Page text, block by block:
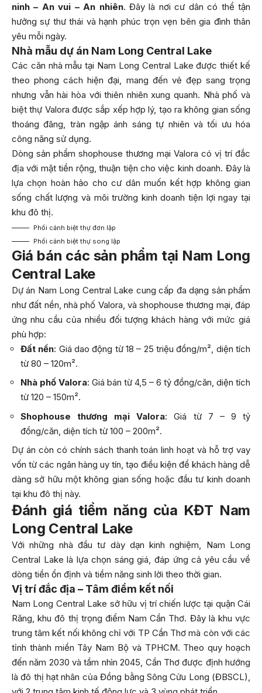
ninh – An vui – An nhiên. Đây là nơi cư dân có thể tận
hưởng sự thư thái và hạnh phúc trọn vẹn bên gia đình thân
yêu mỗi ngày.
Nhà mẫu dự án Nam Long Central Lake
Các căn nhà mẫu tại Nam Long Central Lake được thiết kế
theo phong cách hiện đại, mang đến vẻ đẹp sang trọng
nhưng vẫn hài hòa với thiên nhiên xung quanh. Nhà phố và
biệt thự Valora được sắp xếp hợp lý, tạo ra không gian sống
thoáng đãng, tràn ngập ánh sáng tự nhiên và tối ưu hóa
công năng sử dụng.
Dòng sản phẩm shophouse thương mại Valora có vị trí đắc
địa với mặt tiền rộng, thuận tiện cho việc kinh doanh. Đây là
lựa chọn hoàn hảo cho cư dân muốn kết hợp không gian
sống chất lượng và môi trường kinh doanh tiện lợi ngay tại
khu đô thị.
Phối cảnh biệt thự đơn lập
Phối cảnh biệt thự song lập
Giá bán các sản phẩm tại Nam Long
Central Lake
Dự án Nam Long Central Lake cung cấp đa dạng sản phẩm
như đất nền, nhà phố Valora, và shophouse thương mại, đáp
ứng nhu cầu của nhiều đối tượng khách hàng với mức giá
phù hợp:
Đất nền: Giá dao động từ 18 – 25 triệu đồng/m², diện tích
từ 80 – 120m².
Nhà phố Valora: Giá bán từ 4,5 – 6 tỷ đồng/căn, diện tích
từ 120 – 150m².
Shophouse thương mại Valora: Giá từ 7 – 9 tỷ
đồng/căn, diện tích từ 100 – 200m².
Dự án còn có chính sách thanh toán linh hoạt và hỗ trợ vay
vốn từ các ngân hàng uy tín, tạo điều kiện để khách hàng dễ
dàng sở hữu một không gian sống hoặc đầu tư kinh doanh
tại khu đô thị này.
Đánh giá tiềm năng của KĐT Nam
Long Central Lake
Với những nhà đầu tư dày dạn kinh nghiệm, Nam Long
Central Lake là lựa chọn sáng giá, đáp ứng cả yêu cầu về
dòng tiền ổn định và tiềm năng sinh lời theo thời gian.
Vị trí đắc địa – Tâm điểm kết nối
Nam Long Central Lake sở hữu vị trí chiến lược tại quận Cái
Răng, khu đô thị trọng điểm Nam Cần Thơ. Đây là khu vực
trung tâm kết nối không chỉ với TP Cần Thơ mà còn với các
tỉnh thành miền Tây Nam Bộ và TPHCM. Theo quy hoạch
đến năm 2030 và tầm nhìn 2045, Cần Thơ được định hướng
là đô thị hạt nhân của Đồng bằng Sông Cửu Long (ĐBSCL),